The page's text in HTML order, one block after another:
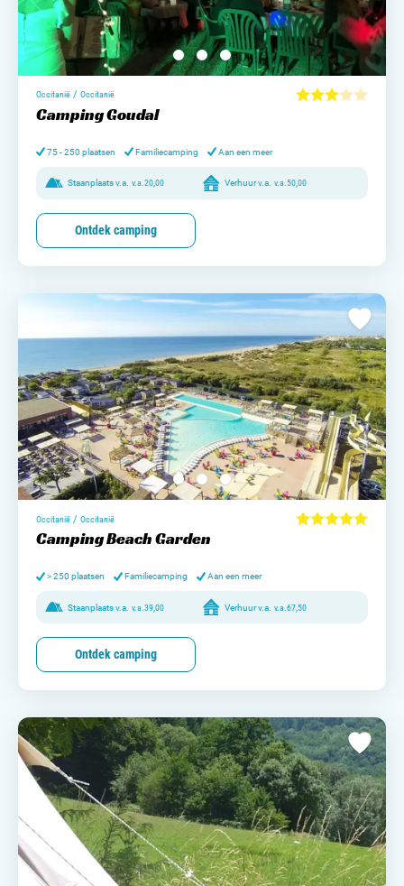
Occitanië / Occitanië
Camping Goudal
75 - 250 plaatsen Familiecamping Aan een meer
Staanplaats v.a. v.a.20,00 Verhuur v.a. v.a.50,00
Ontdek camping
Occitanië / Occitanië
Camping Beach Garden
> 250 plaatsen Familiecamping Aan een meer
Staanplaats v.a. v.a. 39,00 Verhuur v.a. v.a. 67,50
Ontdek camping